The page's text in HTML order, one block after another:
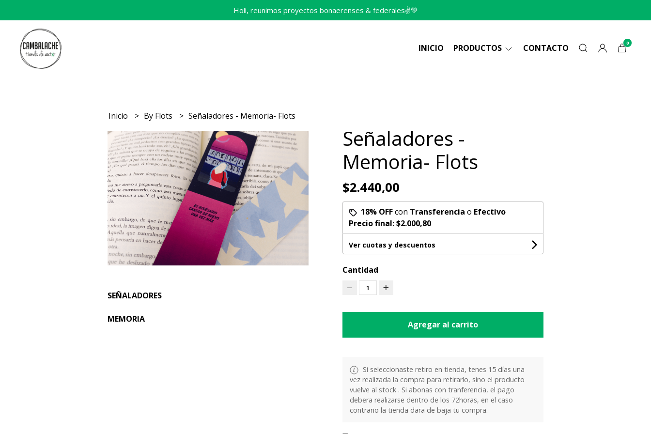
Holi, reunimos proyectos bonaerenses & federales✌️💚
INICIO PRODUCTOS CONTACTO 0
Inicio By Flots Señaladores - Memoria- Flots
SEÑALADORES
MEMORIA
Señaladores -
Memoria- Flots
$2.440,00
18% OFFcon Transferencia o Efectivo
Precio final:$2.000,80
Ver cuotas y descuentos
Cantidad
1
Agregar al carrito
Si seleccionaste retiro en tienda, tenes 15 días una
vez realizada la compra para retirarlo, sino el producto
vuelve al stock . Si abonas con tranferencia, el pago
debera realizarse dentro de los 72horas, en el caso
contrario la tienda dara de baja tu compra.